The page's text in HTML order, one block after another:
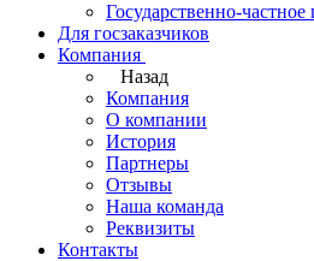
Государственно-частное
Для госзаказчиков
Компания
Назад
Компания
О компании
История
Партнеры
Отзывы
Наша команда
Реквизиты
Контакты